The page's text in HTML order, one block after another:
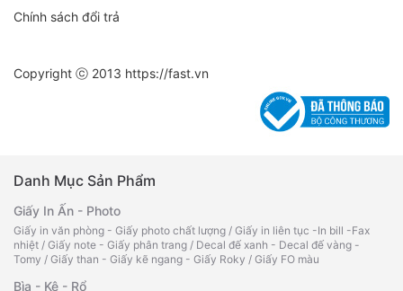
Chính sách đổi trả
Copyright ⓒ 2013 https://fast.vn
Danh Mục Sản Phẩm
Giấy In Ấn - Photo
Giấy in văn phòng - Giấy photo chất lượng / Giấy in liên tục -In bill -Fax
nhiệt / Giấy note - Giấy phân trang / Decal đế xanh - Decal đế vàng -
Tomy / Giấy than - Giấy kẽ ngang - Giấy Roky / Giấy FO màu
Bìa - Kệ - Rổ